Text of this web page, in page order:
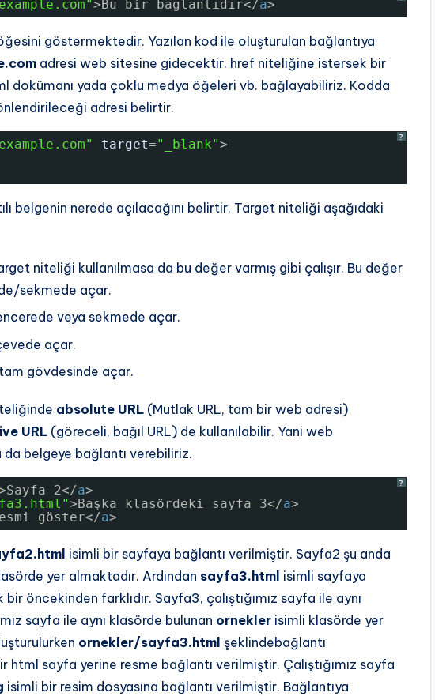
">Bu bir bağlantıdır</a>
göstermektedir. Yazılan kod ile oluşturulan bağlantıya
adresi web sitesine gidecektir. href niteliğine istersek bir
dokümanı yada çoklu medya öğeleri vb. bağlayabiliriz. Kodda
adresi belirtir.
?
" target="_blank">
belgenin nerede açılacağını belirtir. Target niteliği aşağıdaki
niteliği kullanılmasa da bu değer varmış gibi çalışır. Bu değer
sekmede açar.
veya sekmede açar.
açar.
gövdesinde açar.
absolute URL (Mutlak URL, tam bir web adresi)
URL (göreceli, bağıl URL) de kullanılabilir. Yani web
belgeye bağlantı verebiliriz.
?
2</a>
>Başka klasördeki sayfa 3</a>
göster</a>
isimli bir sayfaya bağlantı verilmiştir. Sayfa2 şu anda
yer almaktadır. Ardından sayfa3.html isimli sayfaya
öncekinden farklıdır. Sayfa3, çalıştığımız sayfa ile aynı
sayfa ile aynı klasörde bulunan ornekler isimli klasörde yer
ornekler/sayfa3.html şeklindebağlantı
sayfa yerine resme bağlantı verilmiştir. Çalıştığımız sayfa
isimli bir resim dosyasına bağlantı verilmiştir. Bağlantıya